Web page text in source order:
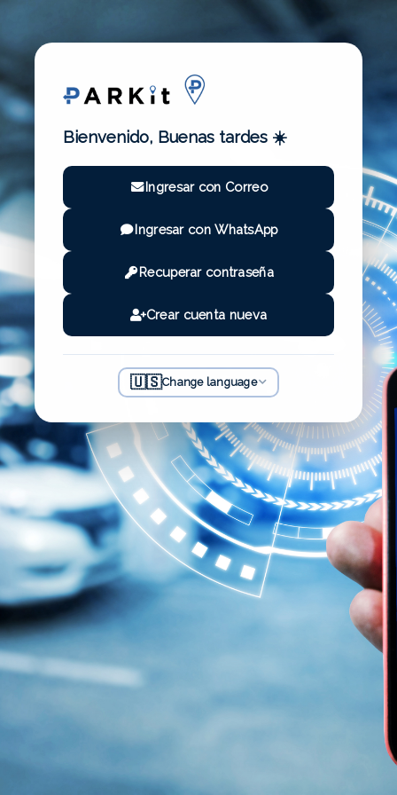
Bienvenido, Buenas tardes ☀️
Ingresar con Correo
Ingresar con WhatsApp
Recuperar contraseña
Crear cuenta nueva
🇺🇸Change language